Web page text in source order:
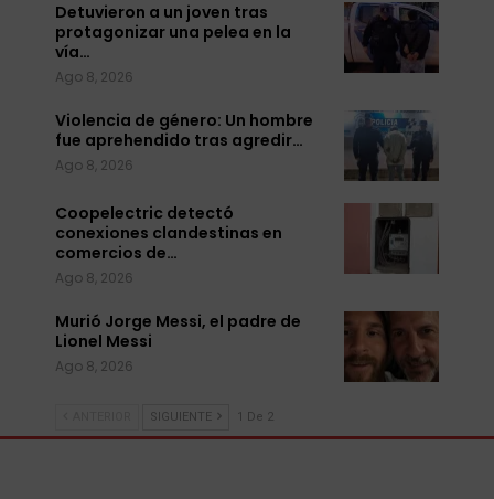
Detuvieron a un joven tras
protagonizar una pelea en la
vía…
Ago 8, 2026
Violencia de género: Un hombre
fue aprehendido tras agredir…
Ago 8, 2026
Coopelectric detectó
conexiones clandestinas en
comercios de…
Ago 8, 2026
Murió Jorge Messi, el padre de
Lionel Messi
Ago 8, 2026
SIGUIENTE 1 De 2